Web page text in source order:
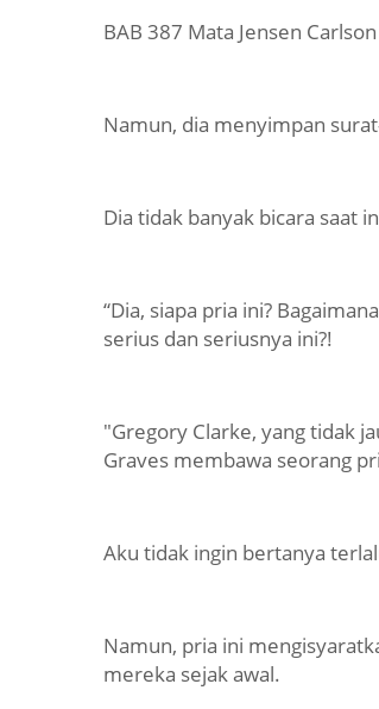
BAB 387 Mata Jensen
Namun, dia menyimpan
Dia tidak banyak bicara saat
“Dia, siapa pria ini?
serius dan seriusnya ini?!
"Gregory Clarke, yang tidak
Graves membawa seorang
Aku tidak ingin bertanya
Namun, pria ini
mereka sejak awal.